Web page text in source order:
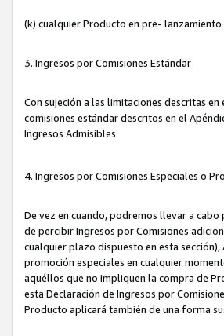
(k) cualquier Producto en pre-
3. Ingresos por Comisiones Estándar
Con sujeción a las limitaciones descritas
comisiones estándar descritos en el
Ingresos Admisibles.
4. Ingresos por Comisiones Especiales o
De vez en cuando, podremos llevar a
de percibir Ingresos por Comisiones
cualquier plazo dispuesto en esta
promoción especiales en cualquier
aquéllos que no impliquen la compra de
esta Declaración de Ingresos por
Producto aplicará también de una forma